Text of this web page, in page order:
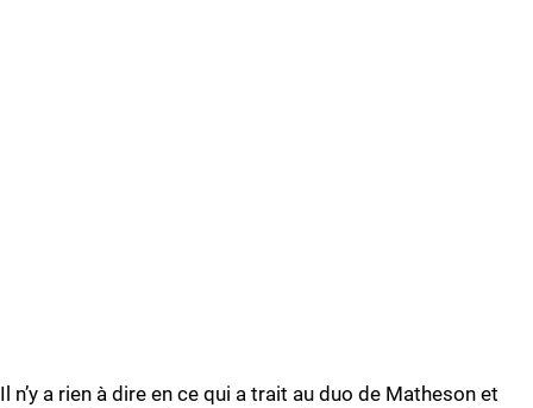
Il n’y a rien à dire en ce qui a trait au duo de Matheson et